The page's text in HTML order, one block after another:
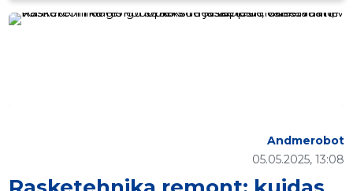
05.05.2025, 13:08
Andmerobot